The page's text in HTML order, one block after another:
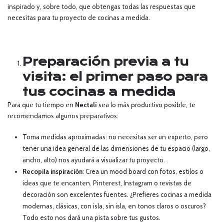
inspirado y, sobre todo, que obtengas todas las respuestas que
necesitas para tu proyecto de cocinas a medida.
Preparación previa a tu
visita: el primer paso para
tus cocinas a medida
Para que tu tiempo en Nectalí sea lo más productivo posible, te
recomendamos algunos preparativos:
Toma medidas aproximadas: no necesitas ser un experto, pero
tener una idea general de las dimensiones de tu espacio (largo,
ancho, alto) nos ayudará a visualizar tu proyecto.
Recopila inspiración: Crea un mood board con fotos, estilos o
ideas que te encanten. Pinterest, Instagram o revistas de
decoración son excelentes fuentes. ¿Prefieres cocinas a medida
modernas, clásicas, con isla, sin isla, en tonos claros o oscuros?
Todo esto nos dará una pista sobre tus gustos.